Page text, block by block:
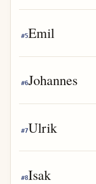
#5Emil
#6Johannes
#7Ulrik
#8Isak